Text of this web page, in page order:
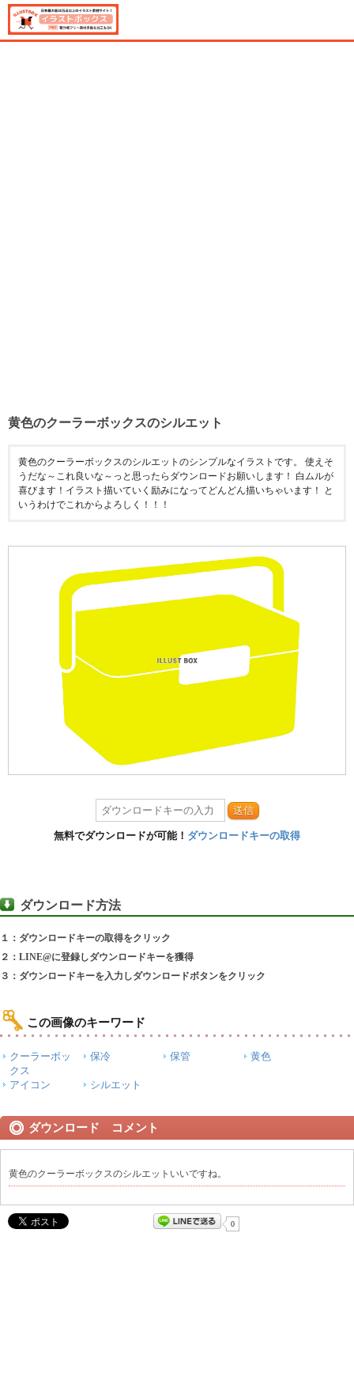
黄色のクーラーボックスのシルエット
黄色のクーラーボックスのシルエットのシンプルなイラストです。 使えそ
うだな～これ良いな～っと思ったらダウンロードお願いします！ 白ムルが
喜びます！イラスト描いていく励みになってどんどん描いちゃいます！ と
いうわけでこれからよろしく！！！
送信
無料でダウンロードが可能！ ダウンロードキーの取得
ダウンロード方法
１：ダウンロードキーの取得をクリック
２：LINE@に登録しダウンロードキーを獲得
３：ダウンロードキーを入力しダウンロードボタンをクリック
この画像のキーワード
クーラーボッ
クス
保冷 保管 黄色
アイコン シルエット
ダウンロード コメント
黄色のクーラーボックスのシルエットいいですね。
0